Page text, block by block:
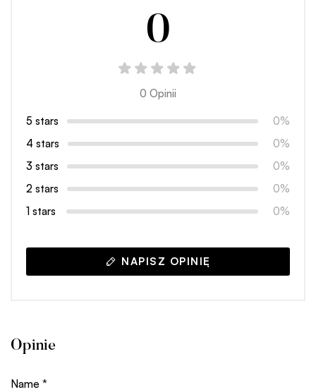
0
0 Opinii
5 stars
0%
4 stars
0%
3 stars
0%
2 stars
0%
1 stars
0%
NAPISZ OPINIĘ
Opinie
Name *